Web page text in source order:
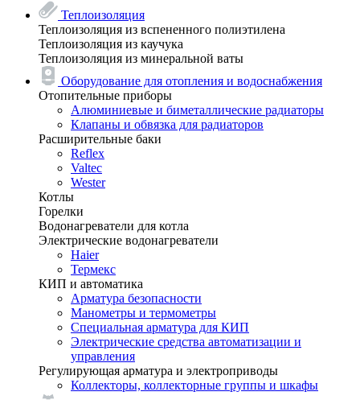
Теплоизоляция
Теплоизоляция из вспененного полиэтилена
Теплоизоляция из каучука
Теплоизоляция из минеральной ваты
Оборудование для отопления и водоснабжения
Отопительные приборы
Алюминиевые и биметаллические радиаторы
Клапаны и обвязка для радиаторов
Расширительные баки
Reflex
Valtec
Wester
Котлы
Горелки
Водонагреватели для котла
Электрические водонагреватели
Haier
Термекс
КИП и автоматика
Арматура безопасности
Манометры и термометры
Специальная арматура для КИП
Электрические средства автоматизации и
управления
Регулирующая арматура и электроприводы
Коллекторы, коллекторные группы и шкафы